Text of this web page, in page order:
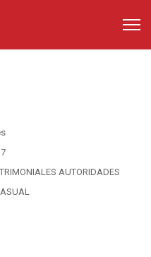
AUTORIDADES